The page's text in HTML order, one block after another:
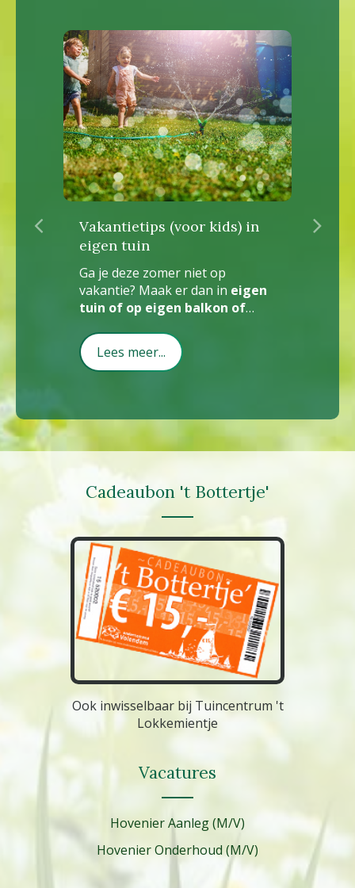
Vakantietips (voor kids) in
eigen tuin
Ga je deze zomer niet op
vakantie? Maak er dan in eigen
tuin of op eigen balkon of
vakantieparadijsje van
voor de (klein)kinderen.
Lees meer...
Cadeaubon 't Bottertje'
Ook inwisselbaar bij Tuincentrum 't
Lokkemientje
Vacatures
Hovenier Aanleg (M/V)
Hovenier Onderhoud (M/V)